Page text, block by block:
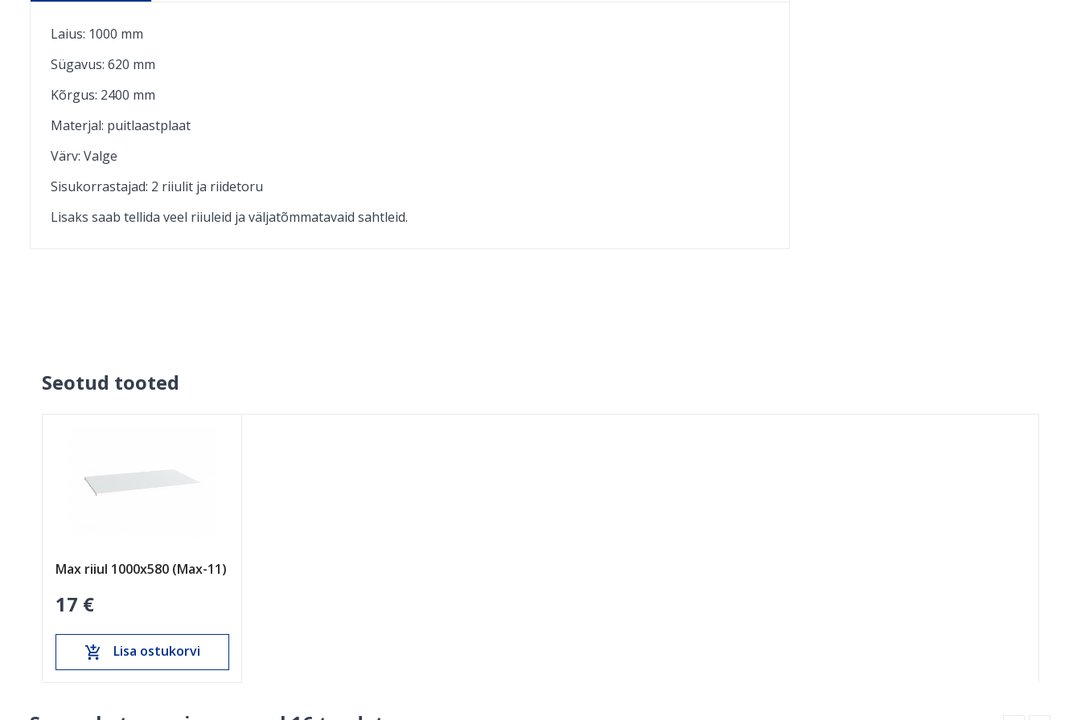
Laius: 1000 mm
Sügavus: 620 mm
Kõrgus: 2400 mm
Materjal: puitlaastplaat
Värv: Valge
Sisukorrastajad: 2 riiulit ja riidetoru
Lisaks saab tellida veel riiuleid ja väljatõmmatavaid sahtleid.
Seotud tooted
Max riiul 1000x580 (Max-11)
17 €
add_shopping_cart Lisa ostukorvi